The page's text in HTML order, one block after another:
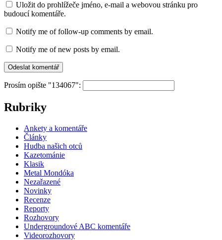
Uložit do prohlížeče jméno, e-mail a webovou stránku pro
budoucí komentáře.
Notify me of follow-up comments by email.
Notify me of new posts by email.
Prosím opište "134067":
Rubriky
Ankety a komentáře
Články
Hudba našich otců
Kazetománie
Klasik
Metal Mondóka
Nezařazené
Novinky
Recenze
Reporty
Rozhovory
Undergroundové ABC komentáře
Videorozhovory